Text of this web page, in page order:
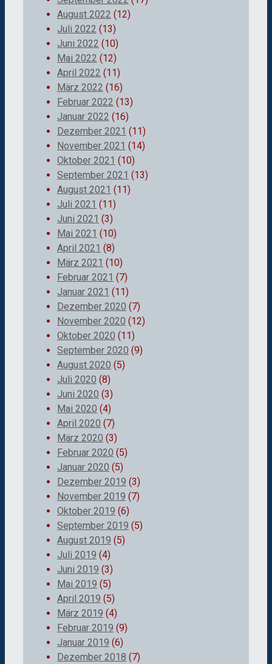
August 2022 (12)
Juli 2022 (13)
Juni 2022 (10)
Mai 2022 (12)
April 2022 (11)
März 2022 (16)
Februar 2022 (13)
Januar 2022 (16)
Dezember 2021 (11)
November 2021 (14)
Oktober 2021 (10)
September 2021 (13)
August 2021 (11)
Juli 2021 (11)
Juni 2021 (3)
Mai 2021 (10)
April 2021 (8)
März 2021 (10)
Februar 2021 (7)
Januar 2021 (11)
Dezember 2020 (7)
November 2020 (12)
Oktober 2020 (11)
September 2020 (9)
August 2020 (5)
Juli 2020 (8)
Juni 2020 (3)
Mai 2020 (4)
April 2020 (7)
März 2020 (3)
Februar 2020 (5)
Januar 2020 (5)
Dezember 2019 (3)
November 2019 (7)
Oktober 2019 (6)
September 2019 (5)
August 2019 (5)
Juli 2019 (4)
Juni 2019 (3)
Mai 2019 (5)
April 2019 (5)
März 2019 (4)
Februar 2019 (9)
Januar 2019 (6)
Dezember 2018 (7)